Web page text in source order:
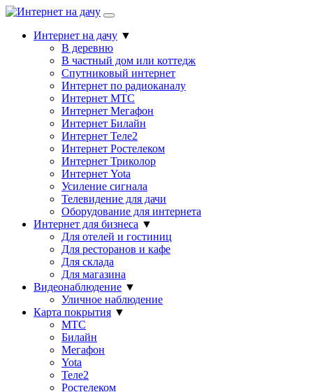
Интернет на дачу ▼
В деревню
В частный дом или коттедж
Спутниковый интернет
Интернет по радиоканалу
Интернет МТС
Интернет Мегафон
Интернет Билайн
Интернет Теле2
Интернет Ростелеком
Интернет Триколор
Интернет Yota
Усиление сигнала
Телевидение для дачи
Оборудование для интернета
Интернет для бизнеса ▼
Для отелей и гостиниц
Для ресторанов и кафе
Для склада
Для магазина
Видеонаблюдение ▼
Уличное наблюдение
Карта покрытия ▼
МТС
Билайн
Мегафон
Yota
Теле2
Ростелеком